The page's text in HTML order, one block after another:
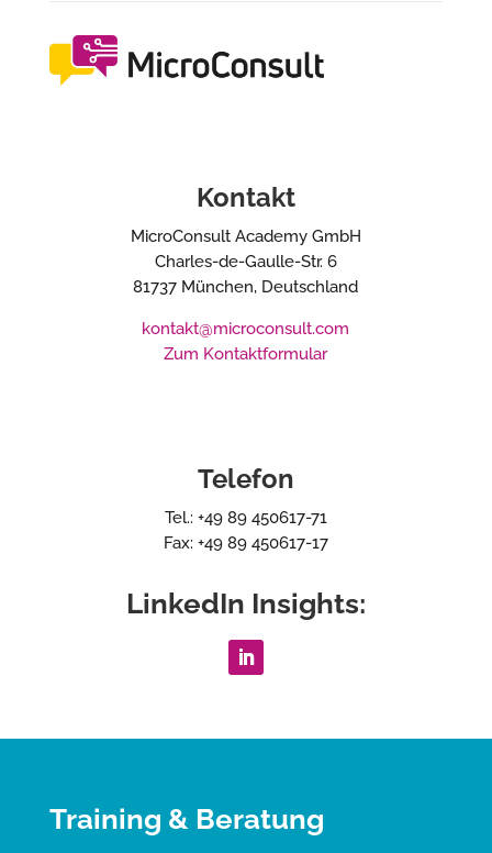
Kontakt
MicroConsult Academy GmbH
Charles-de-Gaulle-Str. 6
81737 München, Deutschland
kontakt@microconsult.com
Zum Kontaktformular
Telefon
Tel.: +49 89 450617-71
Fax: +49 89 450617-17
LinkedIn Insights:
Training & Beratung